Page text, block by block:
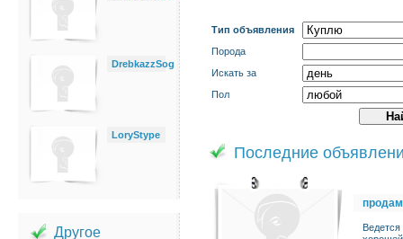
DrebkazzSog
LoryStype
Другое
Тип объявления
Порода
Искать за
Пол
Последние
продам